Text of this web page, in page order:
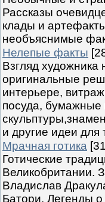
Рассказы
клады и
необъяснимые
Нелепые факты
Взгляд
оригинальные
интерьере,
посуда, бумажные
и другие идеи для
Мрачная готика
Готические
Великобритании.
Владислав
Батори. Легенды